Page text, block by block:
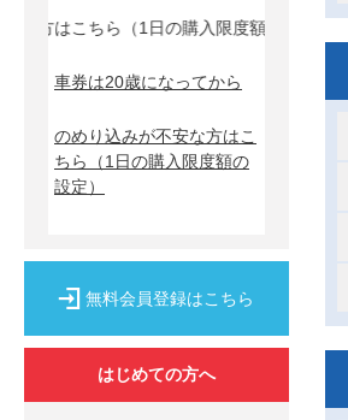
ちら（1日の購入限度額の設定）↓
車券は20歳になってから
のめり込みが不安な方はこ
ちら
（1日の購入限度額の
設定）
無料会員登録はこちら
はじめての方へ